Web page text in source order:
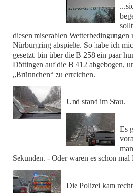
diesen miserablen Wetterbedingungen
Nürburgring abspielte. So habe ich
gesetzt, bin über die B 258 ein paar
Döttingen auf die B 412 abgebogen,
„Brünnchen“ zu erreichen.
Und stand im Stau.
Es
Sekunden. - Oder waren es schon mal
Die Polizei kam